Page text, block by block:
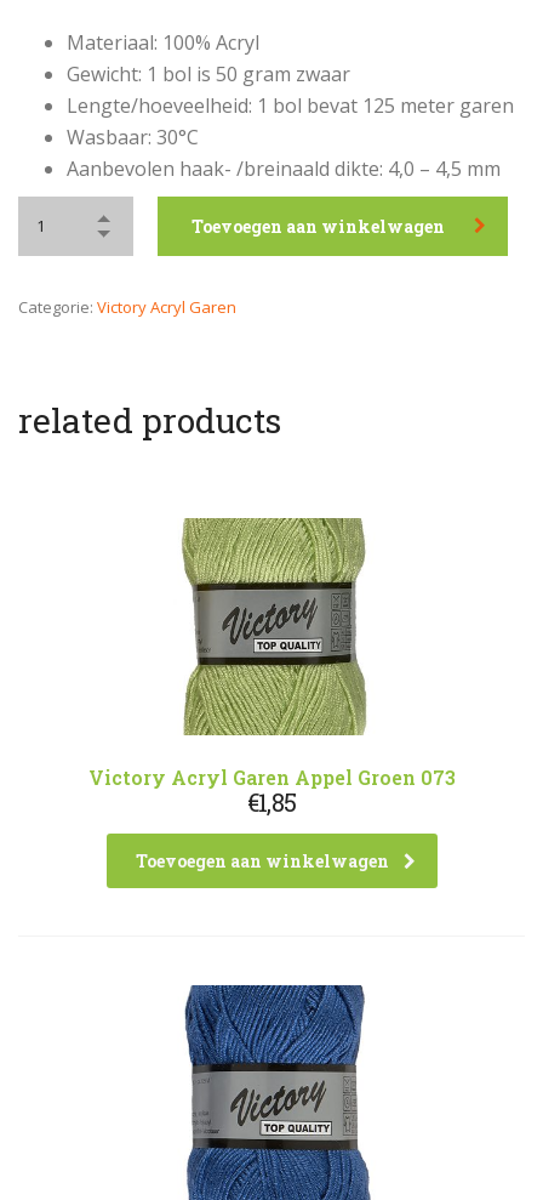
Materiaal: 100% Acryl
Gewicht: 1 bol is 50 gram zwaar
Lengte/hoeveelheid: 1 bol bevat 125 meter garen
Wasbaar: 30°C
Aanbevolen haak- /breinaald dikte: 4,0 – 4,5 mm
Toevoegen aan winkelwagen
Categorie: Victory Acryl Garen
related products
Victory Acryl Garen Appel Groen 073
€1,85
Toevoegen aan winkelwagen